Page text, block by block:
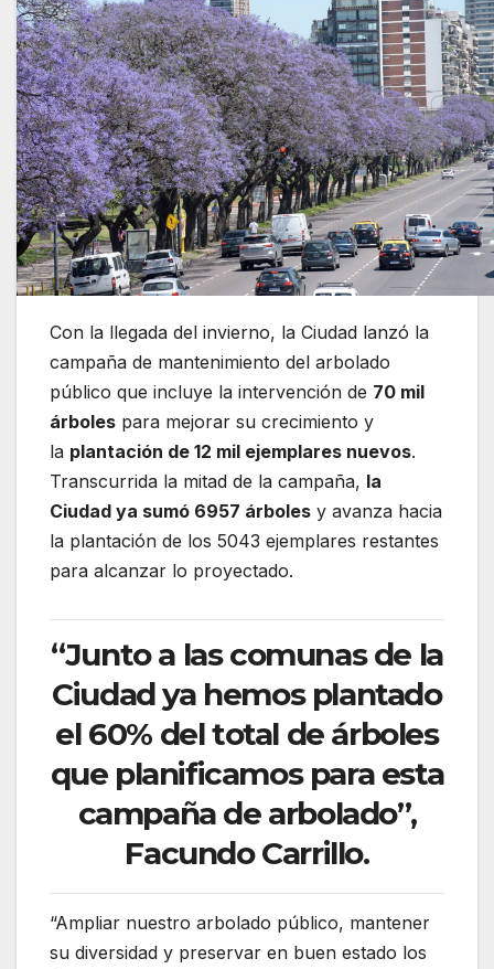
Con la llegada del invierno, la Ciudad lanzó la
campaña de mantenimiento del arbolado
público que incluye la intervención de 70 mil
árboles para mejorar su crecimiento y
la plantación de 12 mil ejemplares nuevos.
Transcurrida la mitad de la campaña, la
Ciudad ya sumó 6957 árboles y avanza hacia
la plantación de los 5043 ejemplares restantes
para alcanzar lo proyectado.
“Junto a las comunas de la
Ciudad ya hemos plantado
el 60% del total de árboles
que planificamos para esta
campaña de arbolado”,
Facundo Carrillo.
“Ampliar nuestro arbolado público, mantener
su diversidad y preservar en buen estado los